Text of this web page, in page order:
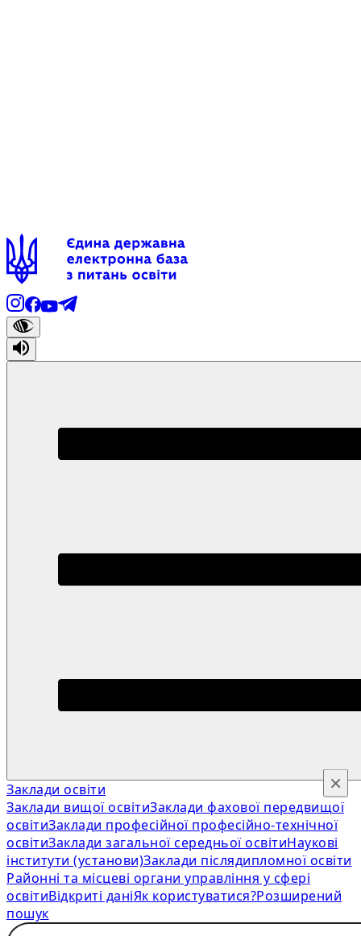
Заклади освіти
Заклади вищої освітиЗаклади фахової передвищої
освітиЗаклади професійної професійно-технічної
освітиЗаклади загальної середньої освітиНаукові
інститути (установи)Заклади післядипломної освіти
Районні та місцеві органи управління у сфері
освітиВідкриті даніЯк користуватися?Розширений
пошук
×